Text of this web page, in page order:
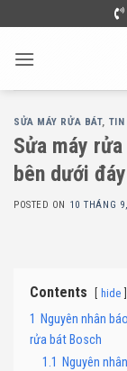
to
content
SỬA MÁY RỬA BÁT, TIN
Sửa máy
bên dưới
POSTED ON 10 THÁNG
Contents hide
1 Nguyên nhân
rửa bát Bosch
1.1 Nguyên nhân